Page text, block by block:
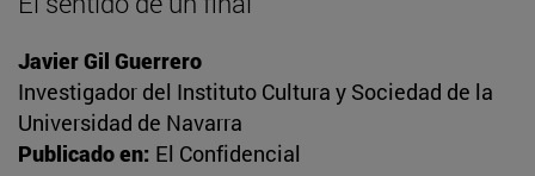
Javier Gil Guerrero
Investigador del Instituto Cultura y Sociedad de la
Universidad de Navarra
Publicado en: El Confidencial